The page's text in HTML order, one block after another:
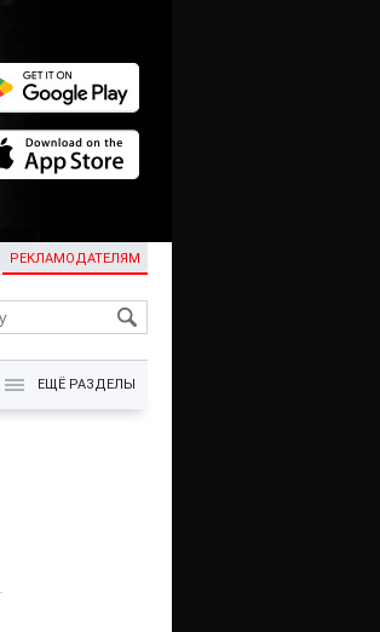
РЕКЛАМОДАТЕЛЯМ
KG
ЕЩЁ РАЗДЕЛЫ